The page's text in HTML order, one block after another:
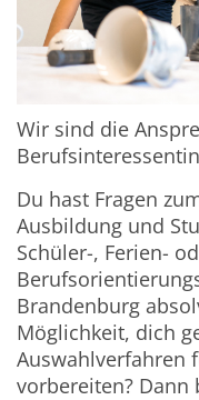
Wir sind die
Du hast Fragen
Ausbildung und
Schüler-, Ferien-
Brandenburg
Möglichkeit, dich
Auswahlverfahren
vorbereiten?